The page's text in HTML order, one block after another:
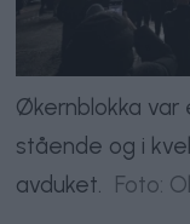
Økernblokka var
stående og i
avduket. Foto: